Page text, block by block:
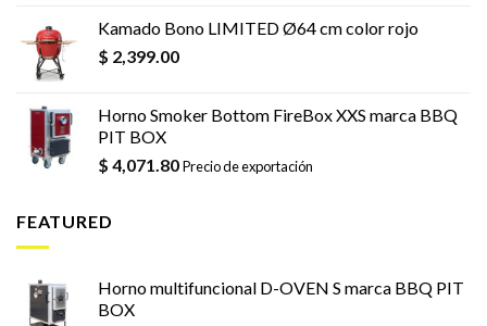
Kamado Bono LIMITED Ø64 cm color rojo
$ 2,399.00
Horno Smoker Bottom FireBox XXS marca BBQ
PIT BOX
$ 4,071.80Precio de exportación
FEATURED
Horno multifuncional D-OVEN S marca BBQ PIT
BOX